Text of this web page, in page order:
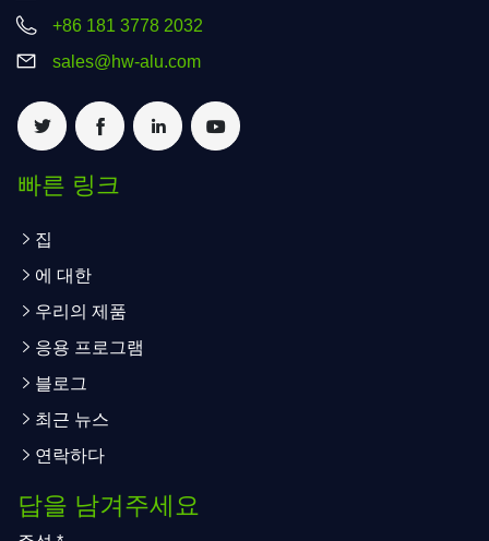
+86 181 3778 2032
sales@hw-alu.com
빠른 링크
집
에 대한
우리의 제품
응용 프로그램
블로그
최근 뉴스
연락하다
답을 남겨주세요